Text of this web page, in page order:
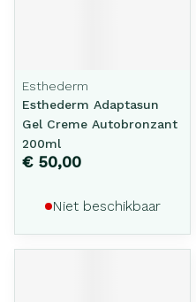
Esthederm
Esthederm Adaptasun
Gel Creme Autobronzant
200ml
€ 50,00
Niet beschikbaar